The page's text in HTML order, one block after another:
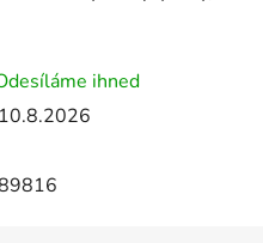
ihned
10.8.2026